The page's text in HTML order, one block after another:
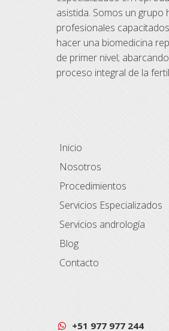
asistida. Somos un grupo
profesionales
hacer una biomedicina
de primer nivel;
proceso integral de la
Inicio
Nosotros
Procedimientos
Servicios Especializados
Servicios andrología
Blog
Contacto
+51 977 977 244